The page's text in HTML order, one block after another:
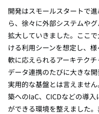
開発はスモールスタートで
ら、徐々に外部システムや
拡大していきました。ここ
ける利用シーンを想定し、
軟に応えられるアーキテク
データ連携のたびに大きな
実用的な基盤とは言えませ
築へのIaC、CICDなどの導
ができる環境を整えました